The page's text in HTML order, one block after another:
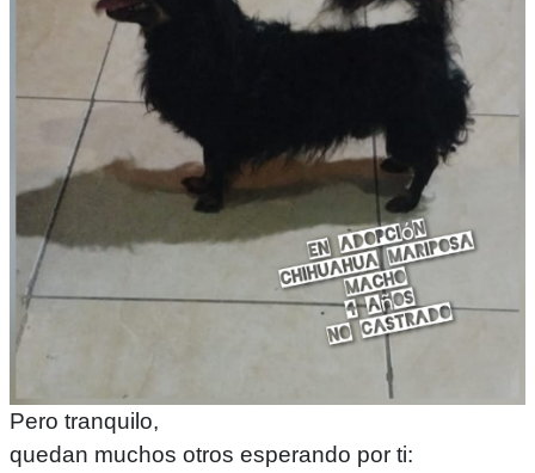
Pero tranquilo,
quedan muchos otros esperando por ti: